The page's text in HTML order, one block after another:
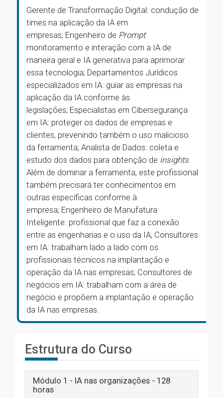
Gerente de Transformação Digital: condução de
times na aplicação da IA em
empresas; Engenheiro de Prompt:
monitoramento e interação com a IA de
maneira geral e IA generativa para aprimorar
essa tecnologia; Departamentos Jurídicos
especializados em IA: guiar as empresas na
aplicação da IA conforme às
legislações; Especialistas em Cibersegurança
em IA: proteger os dados de empresas e
clientes, prevenindo também o uso malicioso
da ferramenta; Analista de Dados: coleta e
estudo dos dados para obtenção de insights.
Além de dominar a ferramenta, este profissional
também precisará ter conhecimentos em
outras específicas conforme à
empresa; Engenheiro de Manufatura
Inteligente: profissional que faz a conexão
entre as engenharias e o uso da IA; Consultores
em IA: trabalham lado a lado com os
profissionais técnicos na implantação e
operação da IA nas empresas; Consultores de
negócios em IA: trabalham com a área de
negócio e propõem a implantação e operação
da IA nas empresas.
Estrutura do Curso
Módulo 1 - IA nas organizações - 128
horas